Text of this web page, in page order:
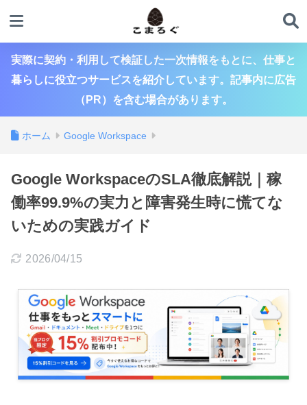
実際に契約・利用して検証した一次情報をもとに、仕事と
暮らしに役立つサービスを紹介しています。記事内に広告
（PR）を含む場合があります。
ホーム Google Workspace
Google WorkspaceのSLA徹底解説｜稼
働率99.9%の実力と障害発生時に慌てな
いための実践ガイド
2026/04/15